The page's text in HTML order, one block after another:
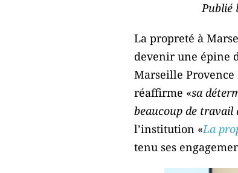
Publié
La propreté à
devenir une épine
Marseille Provence
réaffirme «sa
beaucoup de travail
l’institution «La
tenu ses